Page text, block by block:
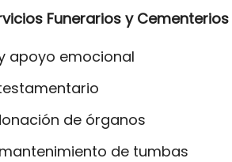
Funerarios y
apoyo emocional
de órganos
de tumbas